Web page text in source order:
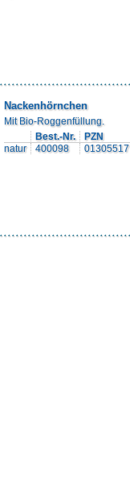
Nackenhörnchen
Mit Bio-Roggenfüllung.
Best.-Nr.
PZN
natur
400098 01305517